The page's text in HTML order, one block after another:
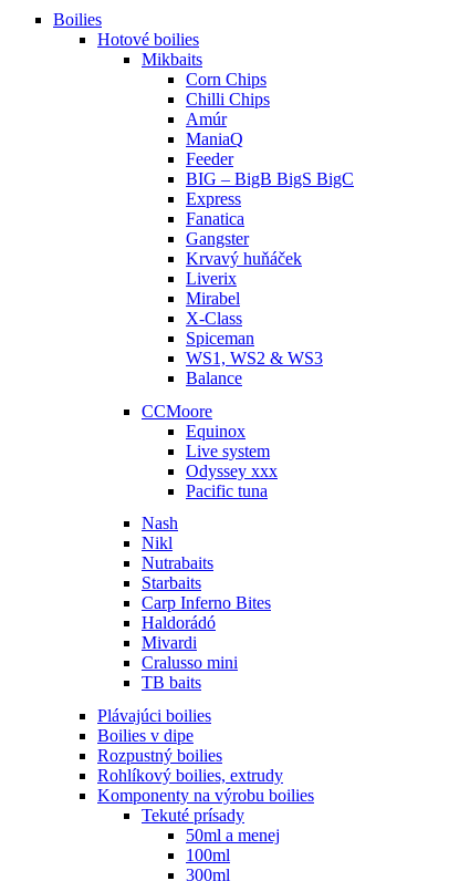
Boilies
Hotové boilies
Mikbaits
Corn Chips
Chilli Chips
Amúr
ManiaQ
Feeder
BIG – BigB BigS BigC
Express
Fanatica
Gangster
Krvavý huňáček
Liverix
Mirabel
X-Class
Spiceman
WS1, WS2 & WS3
Balance
CCMoore
Equinox
Live system
Odyssey xxx
Pacific tuna
Nash
Nikl
Nutrabaits
Starbaits
Carp Inferno Bites
Haldorádó
Mivardi
Cralusso mini
TB baits
Plávajúci boilies
Boilies v dipe
Rozpustný boilies
Rohlíkový boilies, extrudy
Komponenty na výrobu boilies
Tekuté prísady
50ml a menej
100ml
300ml